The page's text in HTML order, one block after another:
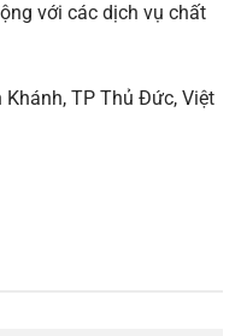
với các dịch vụ chất
TP Thủ Đức, Việt